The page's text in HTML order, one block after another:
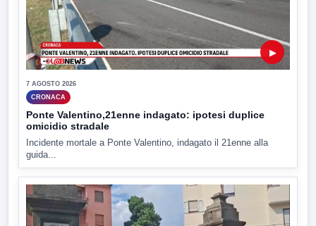
▶
7 AGOSTO 2026
CRONACA
Ponte Valentino,21enne indagato: ipotesi duplice
omicidio stradale
Incidente mortale a Ponte Valentino, indagato il 21enne alla
guida...